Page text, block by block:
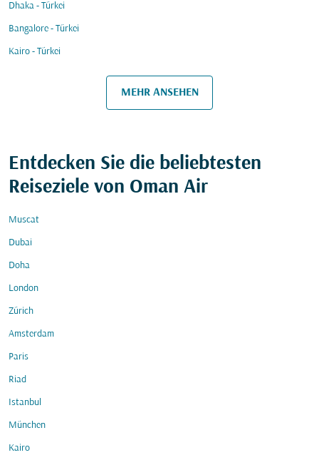
Dhaka - Türkei
Bangalore - Türkei
Kairo - Türkei
MEHR ANSEHEN
Entdecken Sie die beliebtesten
Reiseziele von Oman Air
Muscat
Dubai
Doha
London
Zürich
Amsterdam
Paris
Riad
Istanbul
München
Kairo